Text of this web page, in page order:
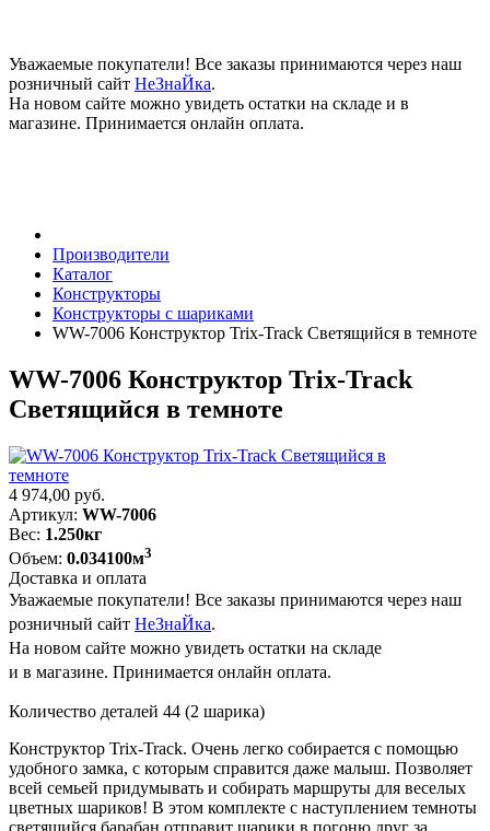
Уважаемые покупатели! Все заказы принимаются через наш
розничный сайт НеЗнаЙка.
На новом сайте можно увидеть остатки на складе и в
магазине. Принимается онлайн оплата.
Производители
Каталог
Конструкторы
Конструкторы с шариками
WW-7006 Конструктор Trix-Track Светящийся в темноте
WW-7006 Конструктор Trix-Track
Светящийся в темноте
4 974,00 руб.
Артикул: WW-7006
Вес: 1.250кг
Объем: 0.034100м3
Доставка и оплата
Уважаемые покупатели! Все заказы принимаются через наш
розничный сайт НеЗнаЙка.
На новом сайте можно увидеть остатки на складе
и в магазине. Принимается онлайн оплата.
Количество деталей 44 (2 шарика)
Конструктор Trix-Track. Очень легко собирается с помощью
удобного замка, с которым справится даже малыш. Позволяет
всей семьей придумывать и собирать маршруты для веселых
цветных шариков! В этом комплекте с наступлением темноты